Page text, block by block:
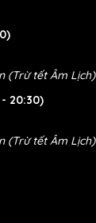
(Trừ tết Âm Lịch)
- 20:30)
(Trừ tết Âm Lịch)